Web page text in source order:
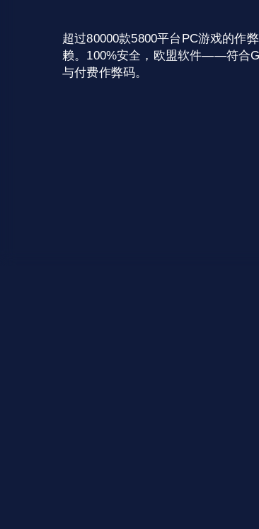
超过80000款5800平台PC游戏的作
赖。100%安全，欧盟软件——符合
与付费作弊码。